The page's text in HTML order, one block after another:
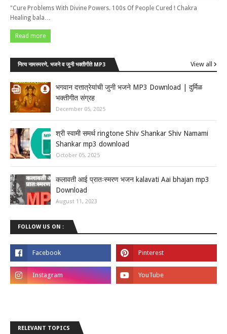
"Cure Problems With Divine Powers. 100s Of People Cured ! Chakra
Healing bala…
Read more
नित्य नामस्मरणे, भजने व जुनी भक्तीगीते MP3 View all
भगवान दत्तात्रेयांची जुनी भजने MP3 Download | दुर्मिळ
भक्तीगीत संग्रह
December 05, 2025
श्री स्वामी समर्थ ringtone Shiv Shankar Shiv Namami
Shankar mp3 download
October 05, 2025
कलावती आई प्रातःस्मरण भजन kalavati Aai bhajan mp3
Download
August 11, 2023
FOLLOW US ON :
RELEVANT TOPICS